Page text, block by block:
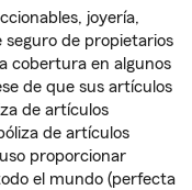
joyería,
seguro de propietarios
cobertura en algunos
de que sus artículos
de artículos
de artículos
proporcionar
el mundo (perfecta